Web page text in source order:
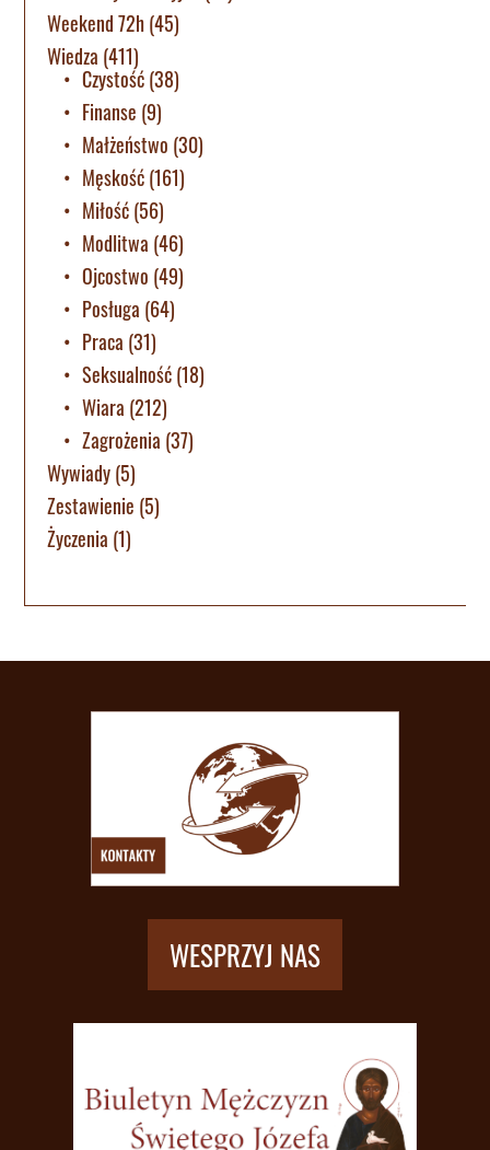
Weekend 72h(45)
Wiedza (411)
Czystość(38)
Finanse (9)
Małżeństwo (30)
Męskość(161)
Miłość(56)
Modlitwa (46)
Ojcostwo (49)
Posługa (64)
Praca (31)
Seksualność(18)
Wiara (212)
Zagrożenia (37)
Wywiady(5)
Zestawienie (5)
Życzenia (1)
WESPRZYJ NAS